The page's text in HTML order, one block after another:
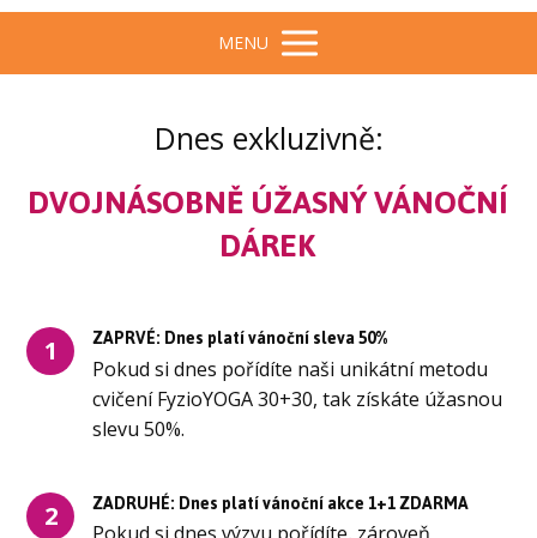
MENU
Dnes exkluzivně:
DVOJNÁSOBNĚ ÚŽASNÝ VÁNOČNÍ
DÁREK
1 ZAPRVÉ: Dnes platí vánoční sleva 50%
Pokud si dnes pořídíte naši unikátní metodu
cvičení FyzioYOGA 30+30, tak získáte úžasnou
slevu 50%.
2 ZADRUHÉ: Dnes platí vánoční akce 1+1 ZDARMA